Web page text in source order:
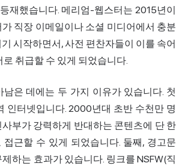
재했습니다. 메리엄-웹스터는 2015년이
직장 이메일이나 소셜 미디어에서 충분
시작하면서, 사전 편찬자들이 이를 속어
로 취급할 수 있게 되었습니다.
남은 데에는 두 가지 이유가 있습니다. 첫
인터넷입니다. 2000년대 초반 수천만 명
부가 강력하게 반대하는 콘텐츠에 단 한
접근할 수 있게 되었습니다. 둘째, 경고문
하는 효과가 있습니다. 링크를 NSFW(직